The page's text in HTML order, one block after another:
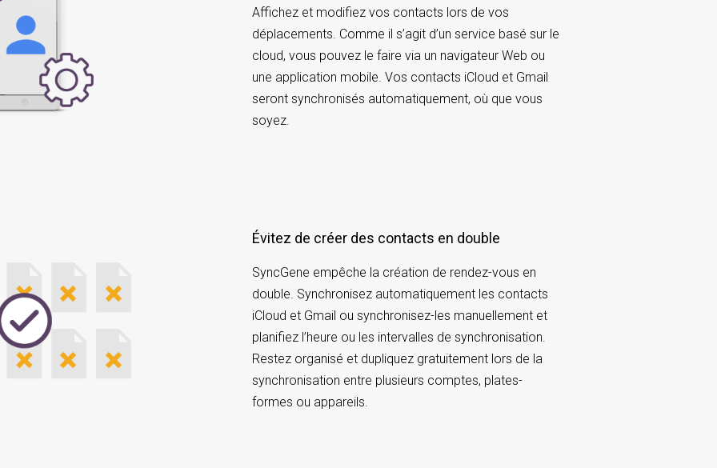
Affichez et modifiez vos contacts lors de vos
déplacements. Comme il s’agit d’un service basé sur le
cloud, vous pouvez le faire via un navigateur Web ou
une application mobile. Vos contacts iCloud et Gmail
seront synchronisés automatiquement, où que vous
soyez.
Évitez de créer des contacts en double
SyncGene empêche la création de rendez-vous en
double. Synchronisez automatiquement les contacts
iCloud et Gmail ou synchronisez-les manuellement et
planifiez l’heure ou les intervalles de synchronisation.
Restez organisé et dupliquez gratuitement lors de la
synchronisation entre plusieurs comptes, plates-
formes ou appareils.